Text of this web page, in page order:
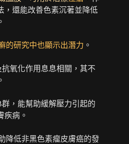
，還能改善色素沉著並降低
的研究中也顯示出潛力 。
氧化作用息息相關，其不
，能幫助緩解壓力引起的
疾病。
降低非黑色素瘤皮膚癌的發